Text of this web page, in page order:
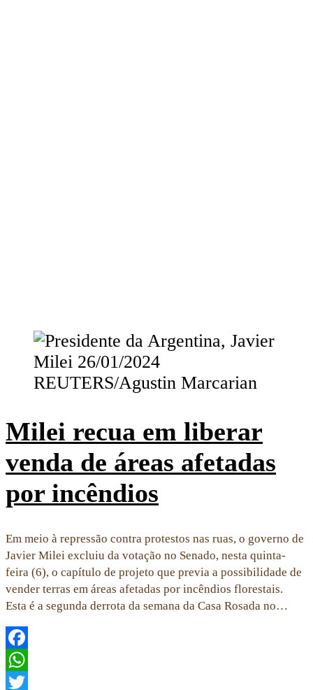
Milei recua em liberar
venda de áreas afetadas
por incêndios
Em meio à repressão contra protestos nas ruas, o governo de
Javier Milei excluiu da votação no Senado, nesta quinta-
feira (6), o capítulo de projeto que previa a possibilidade de
vender terras em áreas afetadas por incêndios florestais.
Esta é a segunda derrota da semana da Casa Rosada no…
Facebook
WhatsApp